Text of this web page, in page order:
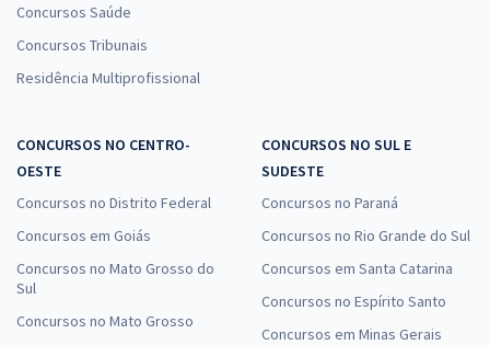
Concursos Saúde
Concursos Tribunais
Residência Multiprofissional
CONCURSOS NO CENTRO-
OESTE
Concursos no Distrito Federal
Concursos em Goiás
Concursos no Mato Grosso do
Sul
Concursos no Mato Grosso
CONCURSOS NO SUL E
SUDESTE
Concursos no Paraná
Concursos no Rio Grande do Sul
Concursos em Santa Catarina
Concursos no Espírito Santo
Concursos em Minas Gerais